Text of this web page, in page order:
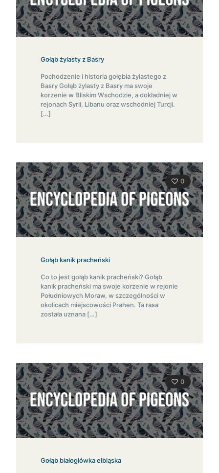
Gołąb żylasty z Basry
Pochodzenie i historia gołębia żylastego z
Basry Gołąb żylasty z Basry ma swoje
korzenie w Bliskim Wschodzie, a dokładniej w
rejonach Syrii, Libanu oraz wschodniej Turcji.
[…]
0
Gołąb kanik pracheński
Co to jest gołąb kanik pracheński? Gołąb
kanik pracheński ma swoje korzenie w rejonie
Południowych Moraw, w szczególności w
okolicach miejscowości Prahen. Ta rasa
została uznana […]
0
Gołąb białogłówka elbląska